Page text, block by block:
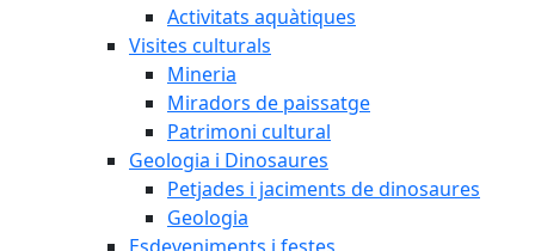
Activitats aquàtiques
Visites culturals
Mineria
Miradors de paissatge
Patrimoni cultural
Geologia i Dinosaures
Petjades i jaciments de dinosaures
Geologia